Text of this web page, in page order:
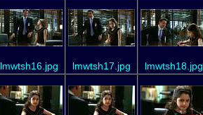
lmwtsh16.jpg lmwtsh17.jpg lmwtsh18.jpg